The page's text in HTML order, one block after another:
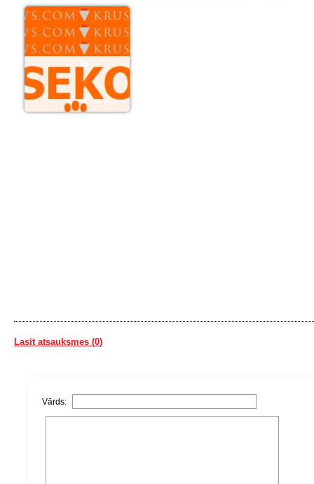
Lasīt atsauksmes (0)
Vārds: